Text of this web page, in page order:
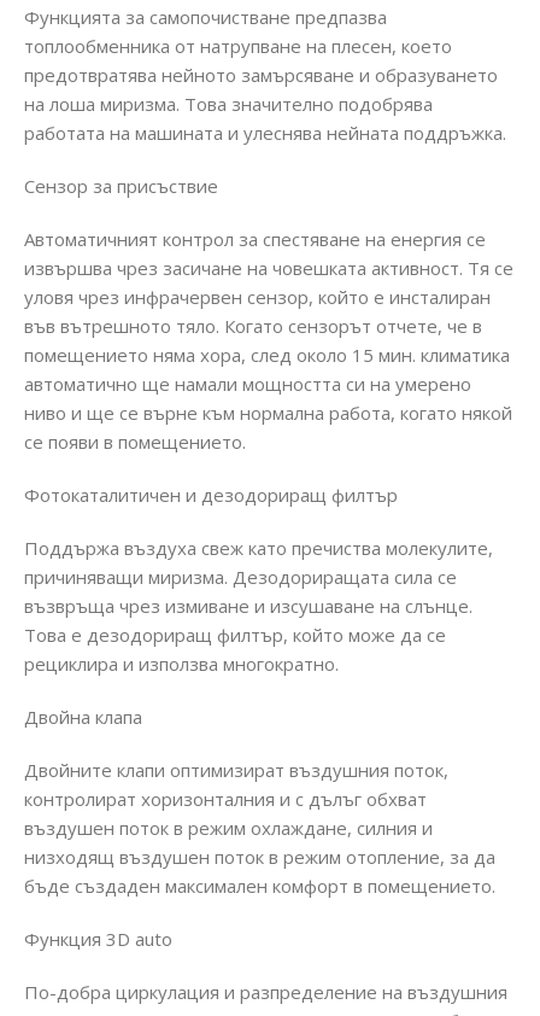
Функцията за самопочистване предпазва
топлообменника от натрупване на плесен, което
предотвратява нейното замърсяване и образуването
на лоша миризма. Това значително подобрява
работата на машината и улеснява нейната поддръжка.
Сензор за присъствие
Автоматичният контрол за спестяване на енергия се
извършва чрез засичане на човешката активност. Тя се
уловя чрез инфрачервен сензор, който е инсталиран
във вътрешното тяло. Когато сензорът отчете, че в
помещението няма хора, след около 15 мин. климатика
автоматично ще намали мощността си на умерено
ниво и ще се върне към нормална работа, когато някой
се появи в помещението.
Фотокаталитичен и дезодориращ филтър
Поддържа въздуха свеж като пречиства молекулите,
причиняващи миризма. Дезодориращата сила се
възвръща чрез измиване и изсушаване на слънце.
Това е дезодориращ филтър, който може да се
рециклира и използва многократно.
Двойна клапа
Двойните клапи оптимизират въздушния поток,
контролират хоризонталния и с дълъг обхват
въздушен поток в режим охлаждане, силния и
низходящ въздушен поток в режим отопление, за да
бъде създаден максимален комфорт в помещението.
Функция 3D auto
По-добра циркулация и разпределение на въздушния